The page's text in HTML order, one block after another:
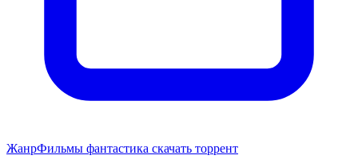
ЖанрФильмы фантастика скачать торрент